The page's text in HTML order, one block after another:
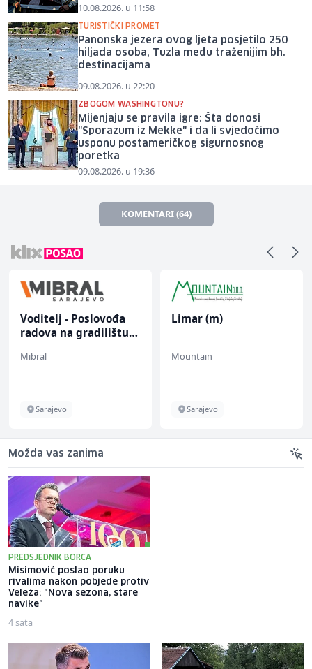
10.08.2026. u 11:58
TURISTIČKI PROMET
Panonska jezera ovog ljeta posjetilo 250
hiljada osoba, Tuzla među traženijim bh.
destinacijama
09.08.2026. u 22:20
ZBOGOM WASHINGTONU?
Mijenjaju se pravila igre: Šta donosi
"Sporazum iz Mekke" i da li svjedočimo
usponu postameričkog sigurnosnog
poretka
09.08.2026. u 19:36
KOMENTARI (64)
Voditelj - Poslovođa
radova na gradilištu
Mibral
Sarajevo
Limar (m)
Mountain
Sarajevo
Možda vas zanima
PREDSJEDNIK BORCA
Misimović poslao poruku
rivalima nakon pobjede protiv
Veleža: "Nova sezona, stare
navike"
4 sata